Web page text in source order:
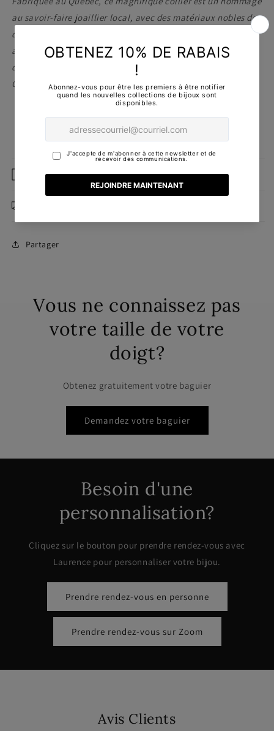
au savoir-faire joaillier local, avec des matériaux nobles de
qualité et des finitions impeccables. Commandez dès
aujourd'hui et sublimez votre union avec une pièce
d'exception, fabriquée par notre Joaillière primée Meilleur
Ouvrier de France.
Caractéristiques
Partager
Vous ne connaissez pas
votre taille de votre
doigt?
Obtenez gratuitement votre baguier
Demandez votre baguier
Besoin d'une
personnalisation?
Cliquez sur le bouton pour prendre rendez-vous avec
Laurence pour personnaliser votre bijou.
Prendre rendez-vous en personne
Prendre rendez-vous sur Zoom
Avis Clients